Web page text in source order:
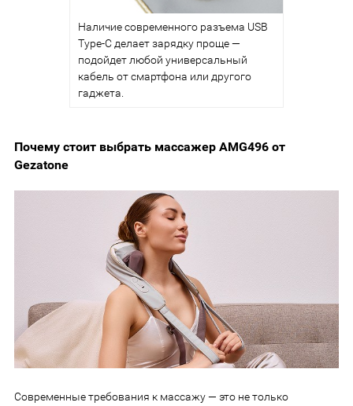
Наличие современного разъема USB
Type-C делает зарядку проще —
подойдет любой универсальный
кабель от смартфона или другого
гаджета.
Почему стоит выбрать массажер AMG496 от
Gezatone
Современные требования к массажу — это не только